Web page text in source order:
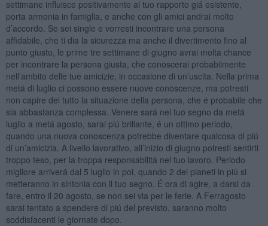
settimane influisce positivamente al tuo rapporto giá esistente,
porta armonia in famiglia, e anche con gli amici andrai molto
d’accordo. Se sei single e vorresti incontrare una persona
affidabile, che ti dia la sicurezza ma anche il divertimento fino al
punto giusto, le prime tre settimane di giugno avrai molta chance
per incontrare la persona giusta, che conoscerai probabilmente
nell’ambito delle tue amicizie, in occasione di un’uscita. Nella prima
metá di luglio ci possono essere nuove conoscenze, ma potresti
non capire del tutto la situazione della persona, che é probabile che
sia abbastanza complessa. Venere sará nel tuo segno da metá
luglio a metá agosto, sarai piú brillante, é un ottimo periodo,
quando una nuova conoscenza potrebbe diventare qualcosa di piú
di un’amicizia. A livello lavorativo, all’inizio di giugno potresti sentirti
troppo teso, per la troppa responsabilitá nel tuo lavoro. Periodo
migliore arriverá dal 5 luglio in poi, quando 2 dei pianeti in piú si
metteranno in sintonia con il tuo segno. É ora di agire, a darsi da
fare, entro il 20 agosto, se non sei via per le ferie. A Ferragosto
sarai tentato a spendere di piú del previsto, saranno molto
soddisfacenti le giornate dopo.